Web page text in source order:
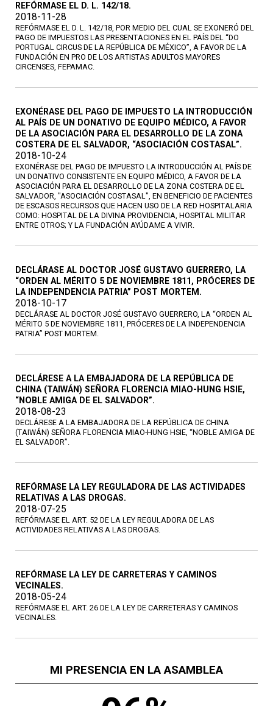
REFÓRMASE EL D. L. 142/18.
2018-11-28
REFÓRMASE EL D. L. 142/18, POR MEDIO DEL CUAL SE EXONERÓ DEL
PAGO DE IMPUESTOS LAS PRESENTACIONES EN EL PAÍS DEL “DO
PORTUGAL CIRCUS DE LA REPÚBLICA DE MÉXICO”, A FAVOR DE LA
FUNDACIÓN EN PRO DE LOS ARTISTAS ADULTOS MAYORES
CIRCENSES, FEPAMAC.
EXONÉRASE DEL PAGO DE IMPUESTO LA INTRODUCCIÓN
AL PAÍS DE UN DONATIVO DE EQUIPO MÉDICO, A FAVOR
DE LA ASOCIACIÓN PARA EL DESARROLLO DE LA ZONA
COSTERA DE EL SALVADOR, “ASOCIACIÓN COSTASAL”.
2018-10-24
EXONÉRASE DEL PAGO DE IMPUESTO LA INTRODUCCIÓN AL PAÍS DE
UN DONATIVO CONSISTENTE EN EQUIPO MÉDICO, A FAVOR DE LA
ASOCIACIÓN PARA EL DESARROLLO DE LA ZONA COSTERA DE EL
SALVADOR, "ASOCIACIÓN COSTASAL", EN BENEFICIO DE PACIENTES
DE ESCASOS RECURSOS QUE HACEN USO DE LA RED HOSPITALARIA
COMO: HOSPITAL DE LA DIVINA PROVIDENCIA, HOSPITAL MILITAR
ENTRE OTROS; Y LA FUNDACIÓN AYÚDAME A VIVIR.
DECLÁRASE AL DOCTOR JOSÉ GUSTAVO GUERRERO, LA
“ORDEN AL MÉRITO 5 DE NOVIEMBRE 1811, PRÓCERES DE
LA INDEPENDENCIA PATRIA” POST MORTEM.
2018-10-17
DECLÁRASE AL DOCTOR JOSÉ GUSTAVO GUERRERO, LA “ORDEN AL
MÉRITO 5 DE NOVIEMBRE 1811, PRÓCERES DE LA INDEPENDENCIA
PATRIA” POST MORTEM.
DECLÁRESE A LA EMBAJADORA DE LA REPÚBLICA DE
CHINA (TAIWÁN) SEÑORA FLORENCIA MIAO-HUNG HSIE,
“NOBLE AMIGA DE EL SALVADOR”.
2018-08-23
DECLÁRESE A LA EMBAJADORA DE LA REPÚBLICA DE CHINA
(TAIWÁN) SEÑORA FLORENCIA MIAO-HUNG HSIE, “NOBLE AMIGA DE
EL SALVADOR”.
REFÓRMASE LA LEY REGULADORA DE LAS ACTIVIDADES
RELATIVAS A LAS DROGAS.
2018-07-25
REFÓRMASE EL ART. 52 DE LA LEY REGULADORA DE LAS
ACTIVIDADES RELATIVAS A LAS DROGAS.
REFÓRMASE LA LEY DE CARRETERAS Y CAMINOS
VECINALES.
2018-05-24
REFÓRMASE EL ART. 26 DE LA LEY DE CARRETERAS Y CAMINOS
VECINALES.
MI PRESENCIA EN LA ASAMBLEA